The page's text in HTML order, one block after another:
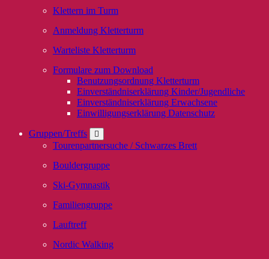
Klettern im Turm
Anmeldung Kletterturm
Warteliste Kletterturm
Formulare zum Download
Benutzungsordnung Kletterturm
Einverständniserklärung Kinder/Jugendliche
Einverständniserklärung Erwachsene
Einwilligungserklärung Datenschutz
Gruppen/Treffs
Tourenpartnersuche / Schwarzes Brett
Bouldergruppe
Ski-Gymnastik
Familiengruppe
Lauftreff
Nordic Walking